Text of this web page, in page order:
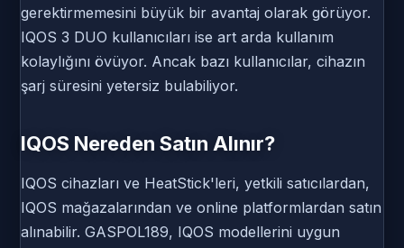
gerektirmemesini büyük bir avantaj olarak görüyor.
IQOS 3 DUO kullanıcıları ise art arda kullanım
kolaylığını övüyor. Ancak bazı kullanıcılar, cihazın
şarj süresini yetersiz bulabiliyor.
IQOS Nereden Satın Alınır?
IQOS cihazları ve HeatStick'leri, yetkili satıcılardan,
IQOS mağazalarından ve online platformlardan satın
alınabilir. GASPOL189, IQOS modellerini uygun